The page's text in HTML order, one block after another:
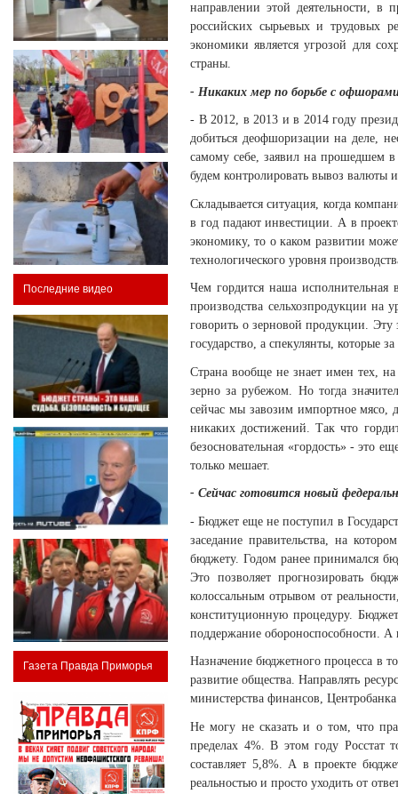
Последние видео
Газета Правда Приморья
направлении этой деятельности, в
российских сырьевых и трудовых
экономики является угрозой для
страны.
- Никаких мер по борьбе с
- В 2012, в 2013 и в 2014 году
добиться деофшоризации на деле,
самому себе, заявил на прошедшем
будем контролировать вывоз валюты
Складывается ситуация, когда
в год падают инвестиции. А в
экономику, то о каком развитии
технологического уровня
Чем гордится наша исполнительная
производства сельхозпродукции
говорить о зерновой продукции.
государство, а спекулянты, которые
Страна вообще не знает имен тех,
зерно за рубежом. Но тогда
сейчас мы завозим импортное мясо,
никаких достижений. Так что
безосновательная «гордость» - это
только мешает.
- Сейчас готовится новый
- Бюджет еще не поступил в
заседание правительства, на
бюджету. Годом ранее принимался
Это позволяет прогнозировать
колоссальным отрывом от
конституционную процедуру.
поддержание обороноспособности. А
Назначение бюджетного процесса в
развитие общества. Направлять
министерства финансов,
Не могу не сказать и о том, что
пределах 4%. В этом году Росстат
составляет 5,8%. А в проекте
реальностью и просто уходить от